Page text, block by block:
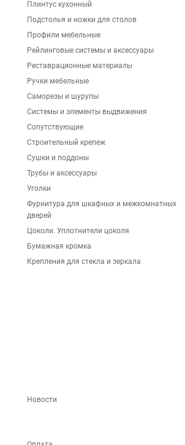
Плинтус кухонный
Подстолья и ножки для столов
Профили мебельные
Рейлинговые системы и аксессуары
Реставрационные материалы
Ручки мебельные
Саморезы и шурупы
Системы и элементы выдвижения
Сопутствующие
Строительный крепеж
Сушки и поддоны
Трубы и аксессуары
Уголки
Фурнитура для шкафных и межкомнатных
дверей
Цоколи. Уплотнители цоколя
Бумажная кромка
Крепления для стекла и зеркала
Новости